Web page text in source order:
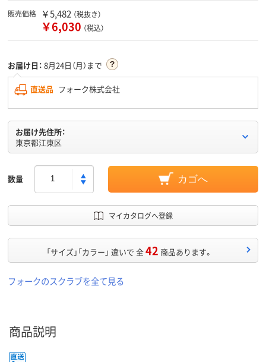
販売価格 ￥5,482 （税抜き）
￥6,030 （税込）
お届け日： 8月24日（月）まで
直送品 フォーク株式会社
お届け先住所：
東京都江東区
数量 カゴへ
マイカタログへ登録
「サイズ」「カラー」 違いで 全42 商品あります。
フォークのスクラブを全て見る
商品説明